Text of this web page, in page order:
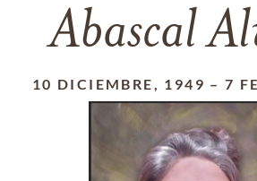
Abascal
10 DICIEMBRE, 1949 –7